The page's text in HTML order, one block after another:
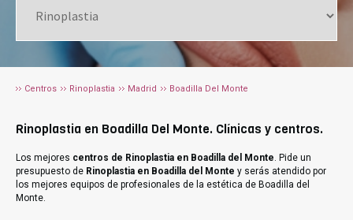
Centros Rinoplastia Madrid Boadilla Del Monte
Rinoplastia en Boadilla Del Monte. Clínicas y centros.
Los mejores centros de Rinoplastia en Boadilla del Monte. Pide un
presupuesto de Rinoplastia en Boadilla del Monte y serás atendido por
los mejores equipos de profesionales de la estética de Boadilla del
Monte.